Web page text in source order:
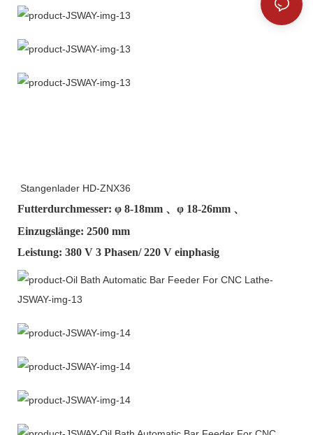
Stangenlader HD-ZNX36
Futterdurchmesser: φ 8-18mm 、φ 18-26mm 、
Einzugslänge: 2500 mm
Leistung: 380 V 3 Phasen/ 220 V einphasig